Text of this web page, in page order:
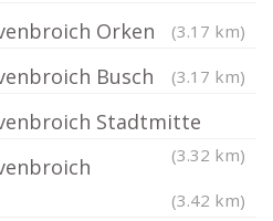
Orken (3.17 km)
Busch (3.17 km)
Stadtmitte
(3.32 km)
(3.42 km)